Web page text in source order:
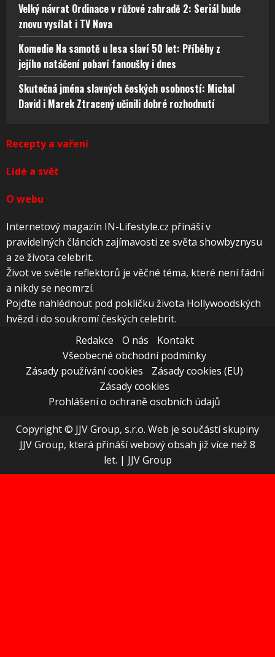
Velký návrat Ordinace v růžové zahradě 2: Seriál bude
znovu vysílat i TV Nova
Komedie Na samotě u lesa slaví 50 let: Příběhy z
jejího natáčení pobaví fanoušky i dnes
Skutečná jména slavných českých osobností: Michal
David i Marek Ztracený učinili dobré rozhodnutí
Recepty a vaření
Lidé a svět
O webu
Internetový magazín IN-Lifestyle.cz přináší v
pravidelných článcích zajímavosti ze světa showbyznysu
a ze života celebrit.
Život ve světle reflektorů je věčné téma, které není fádní
a nikdy se neomrzí.
Pojďte nahlédnout pod pokličku života Hollywoodských
hvězd i do soukromí českých celebrit.
Redakce
O nás
Kontakt
Všeobecné obchodní podmínky
Zásady používání cookies
Zásady cookies (EU)
Zásady cookies
Prohlášení o ochraně osobních údajů
Copyright © JJV Group, s.r.o. Web je součástí skupiny
JJV Group, která přináší webový obsah již více než 8
let. | JJV Group